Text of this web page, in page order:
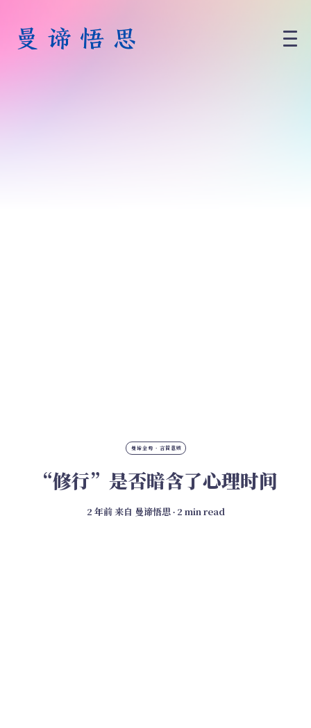
曼谛金句 · 言简意赅
“修行”是否暗含了心理时间
2 年前来自 曼谛悟思∙ 2 min read